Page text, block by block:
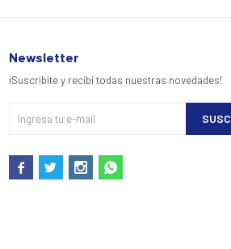
Newsletter
¡Suscribite y recibí todas nuestras novedades!
   